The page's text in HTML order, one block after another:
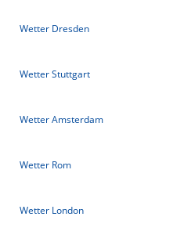
Wetter Dresden
Wetter Stuttgart
Wetter Amsterdam
Wetter Rom
Wetter London